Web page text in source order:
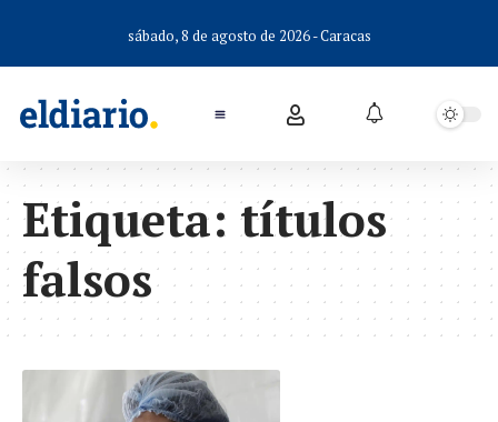
sábado, 8 de agosto de 2026 - Caracas
Etiqueta: títulos
falsos